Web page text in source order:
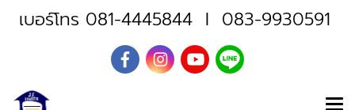
เบอร์โทร 081-4445844I 083-9930591